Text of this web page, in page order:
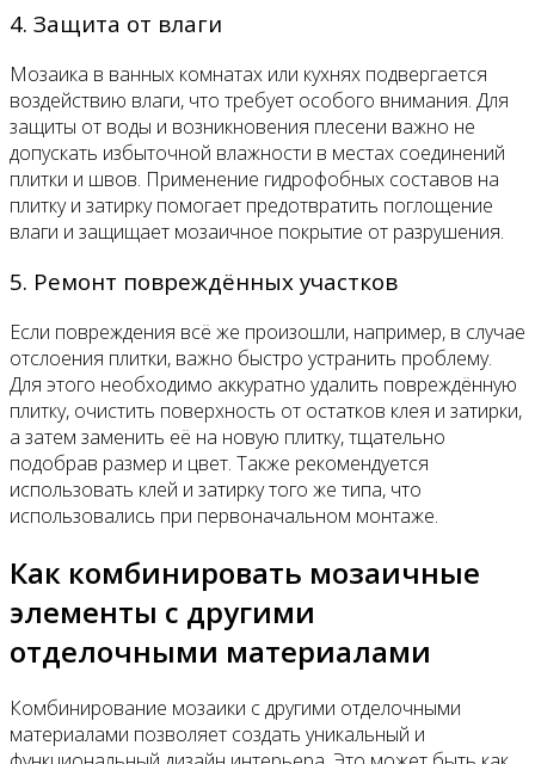
4. Защита от влаги
Мозаика в ванных комнатах или кухнях подвергается
воздействию влаги, что требует особого внимания. Для
защиты от воды и возникновения плесени важно не
допускать избыточной влажности в местах соединений
плитки и швов. Применение гидрофобных составов на
плитку и затирку помогает предотвратить поглощение
влаги и защищает мозаичное покрытие от разрушения.
5. Ремонт повреждённых участков
Если повреждения всё же произошли, например, в случае
отслоения плитки, важно быстро устранить проблему.
Для этого необходимо аккуратно удалить повреждённую
плитку, очистить поверхность от остатков клея и затирки,
а затем заменить её на новую плитку, тщательно
подобрав размер и цвет. Также рекомендуется
использовать клей и затирку того же типа, что
использовались при первоначальном монтаже.
Как комбинировать мозаичные
элементы с другими
отделочными материалами
Комбинирование мозаики с другими отделочными
материалами позволяет создать уникальный и